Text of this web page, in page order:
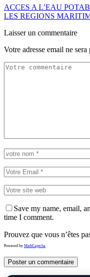
ACCES A L’EAU
LES REGIONS
Laisser un commentaire
Votre adresse email ne sera
Save my name, email,
time I comment.
Prouvez que vous n’êtes
Powered by MathCaptcha